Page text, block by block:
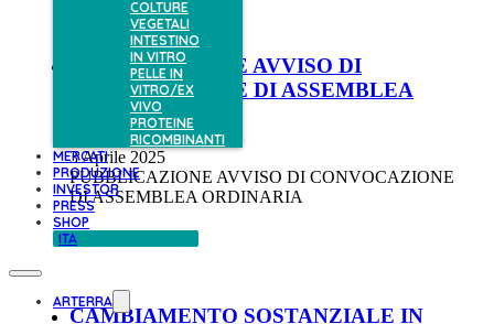
COLTURE
VEGETALI
INTESTINO
IN VITRO
PELLE IN
VITRO/EX
VIVO
PROTEINE
RICOMBINANTI
MERCATI
PRODUZIONE
INVESTOR
PRESS
SHOP
ITA
ARTERRA
PUBBLICAZIONE AVVISO DI
CONVOCAZIONE DI ASSEMBLEA
ORDINARIA
3 Aprile 2025
PUBBLICAZIONE AVVISO DI CONVOCAZIONE
DI ASSEMBLEA ORDINARIA
CAMBIAMENTO SOSTANZIALE IN